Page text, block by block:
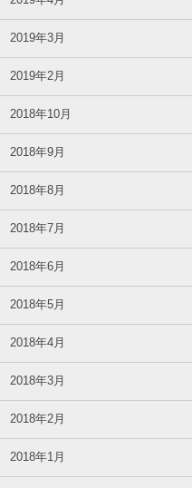
2019年3月
2019年2月
2018年10月
2018年9月
2018年8月
2018年7月
2018年6月
2018年5月
2018年4月
2018年3月
2018年2月
2018年1月